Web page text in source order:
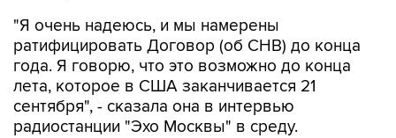
"Я очень надеюсь, и мы намерены
ратифицировать Договор (об СНВ) до конца
года. Я говорю, что это возможно до конца
лета, которое в США заканчивается 21
сентября", - сказала она в интервью
радиостанции "Эхо Москвы" в среду.